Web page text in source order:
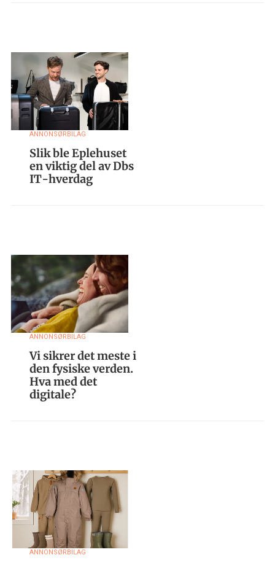
ANNONSØRBILAG
Slik ble Eplehuset
en viktig del av Dbs
IT-hverdag
ANNONSØRBILAG
Vi sikrer det meste i
den fysiske verden.
Hva med det
digitale?
ANNONSØRBILAG